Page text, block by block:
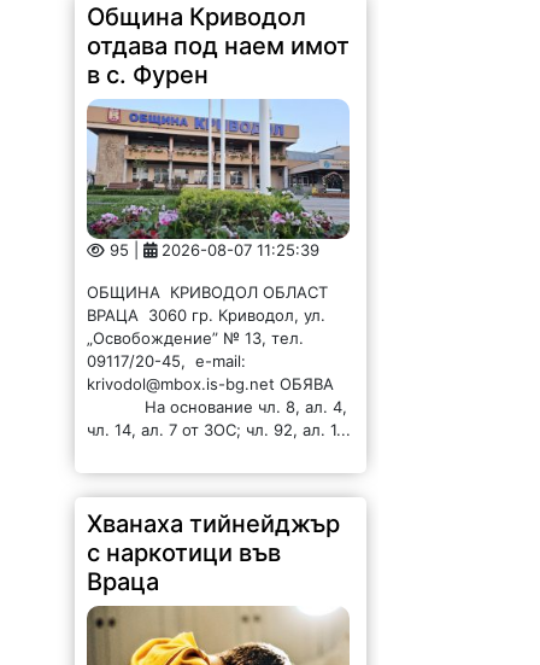
Община Криводол
отдава под наем имот
в с. Фурен
95 | 2026-08-07 11:25:39
ОБЩИНА КРИВОДОЛ ОБЛАСТ
ВРАЦА 3060 гр. Криводол, ул.
„Освобождение” № 13, тел.
09117/20-45, e-mail:
krivodol@mbox.is-bg.net ОБЯВА
На основание чл. 8, ал. 4,
чл. 14, ал. 7 от ЗОС; чл. 92, ал. 1...
Хванаха тийнейджър
с наркотици във
Враца